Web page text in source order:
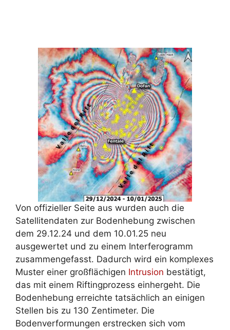
Von offizieller Seite aus wurden auch die
Satellitendaten zur Bodenhebung zwischen
dem 29.12.24 und dem 10.01.25 neu
ausgewertet und zu einem Interferogramm
zusammengefasst. Dadurch wird ein komplexes
Muster einer großflächigen Intrusion bestätigt,
das mit einem Riftingprozess einhergeht. Die
Bodenhebung erreichte tatsächlich an einigen
Stellen bis zu 130 Zentimeter. Die
Bodenverformungen erstrecken sich vom